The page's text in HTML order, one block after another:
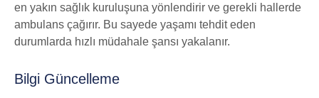
en yakın sağlık kuruluşuna yönlendirir ve gerekli hallerde
ambulans çağırır. Bu sayede yaşamı tehdit eden
durumlarda hızlı müdahale şansı yakalanır.
Bilgi Güncelleme